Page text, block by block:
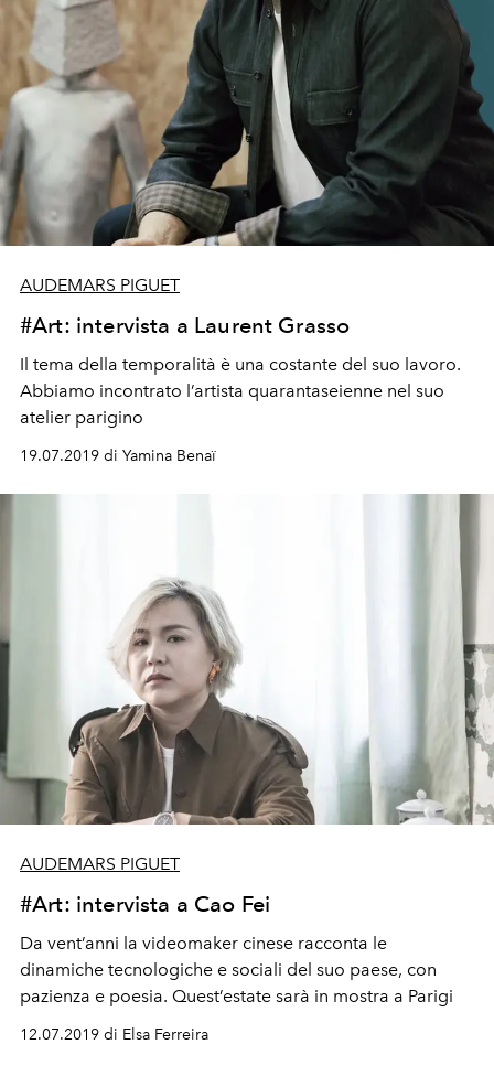
AUDEMARS PIGUET
#Art: intervista a Laurent Grasso
Il tema della temporalità è una costante del suo lavoro.
Abbiamo incontrato l’artista quarantaseienne nel suo
atelier parigino
19.07.2019 di Yamina Benaï
AUDEMARS PIGUET
#Art: intervista a Cao Fei
Da vent’anni la videomaker cinese racconta le
dinamiche tecnologiche e sociali del suo paese, con
pazienza e poesia. Quest’estate sarà in mostra a Parigi
12.07.2019 di Elsa Ferreira